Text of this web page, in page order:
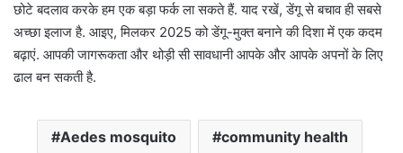
छोटे बदलाव करके हम एक बड़ा फर्क ला सकते हैं. याद रखें, डेंगू से बचाव ही सबसे
अच्छा इलाज है. आइए, मिलकर 2025 को डेंगू-मुक्त बनाने की दिशा में एक कदम
बढ़ाएं. आपकी जागरूकता और थोड़ी सी सावधानी आपके और आपके अपनों के लिए
ढाल बन सकती है.
Aedes mosquito community health